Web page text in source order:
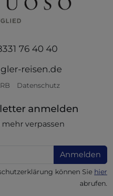
76 40 40
reisen.de
Datenschutz
anmelden
verpassen
Anmelden
können Sie hier
abrufen.